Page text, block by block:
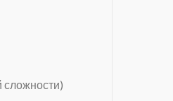
сложности)